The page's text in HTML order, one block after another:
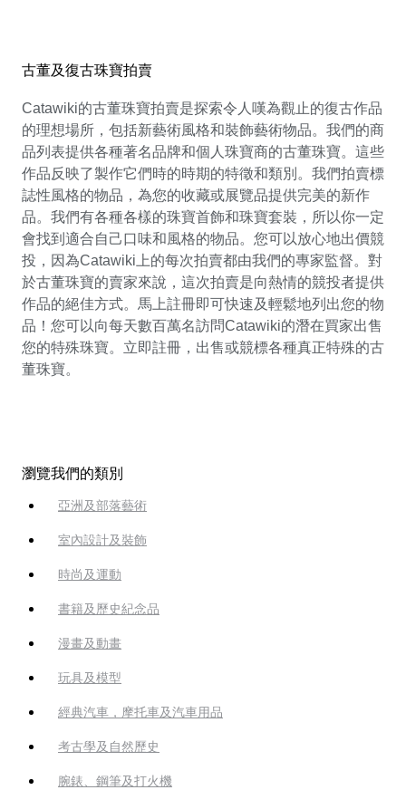
古董及復古珠寶拍賣
Catawiki的古董珠寶拍賣是探索令人嘆為觀止的復古作品
的理想場所，包括新藝術風格和裝飾藝術物品。我們的商
品列表提供各種著名品牌和個人珠寶商的古董珠寶。這些
作品反映了製作它們時的時期的特徵和類別。我們拍賣標
誌性風格的物品，為您的收藏或展覽品提供完美的新作
品。我們有各種各樣的珠寶首飾和珠寶套裝，所以你一定
會找到適合自己口味和風格的物品。您可以放心地出價競
投，因為Catawiki上的每次拍賣都由我們的專家監督。對
於古董珠寶的賣家來說，這次拍賣是向熱情的競投者提供
作品的絕佳方式。馬上註冊即可快速及輕鬆地列出您的物
品！您可以向每天數百萬名訪問Catawiki的潛在買家出售
您的特殊珠寶。立即註冊，出售或競標各種真正特殊的古
董珠寶。
瀏覽我們的類別
亞洲及部落藝術
室內設計及裝飾
時尚及運動
書籍及歷史紀念品
漫畫及動畫
玩具及模型
經典汽車，摩托車及汽車用品
考古學及自然歷史
腕錶、鋼筆及打火機